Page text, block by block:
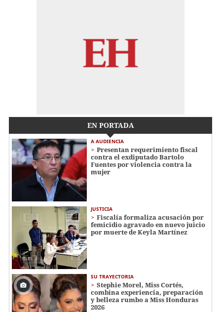
EN PORTADA
A AUDIENCIA
Presentan requerimiento fiscal
contra el exdiputado Bartolo
Fuentes por violencia contra la
mujer
JUSTICIA
Fiscalía formaliza acusación por
femicidio agravado en nuevo juicio
por muerte de Keyla Martínez
SU TRAYECTORIA
Stephie Morel, Miss Cortés,
combina experiencia, preparación
y belleza rumbo a Miss Honduras
2026